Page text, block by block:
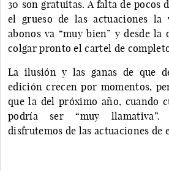
30 son gratuitas. A falta de pocos
el grueso de las actuaciones la
abonos va “muy bien” y desde la
colgar pronto el cartel de
La ilusión y las ganas de que
edición crecen por momentos,
que la del próximo año, cuando
podría ser “muy
disfrutemos de las actuaciones de